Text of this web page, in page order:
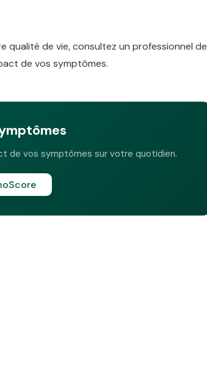
de vie, consultez un professionnel de
de vos symptômes.
de vos symptômes sur votre quotidien.